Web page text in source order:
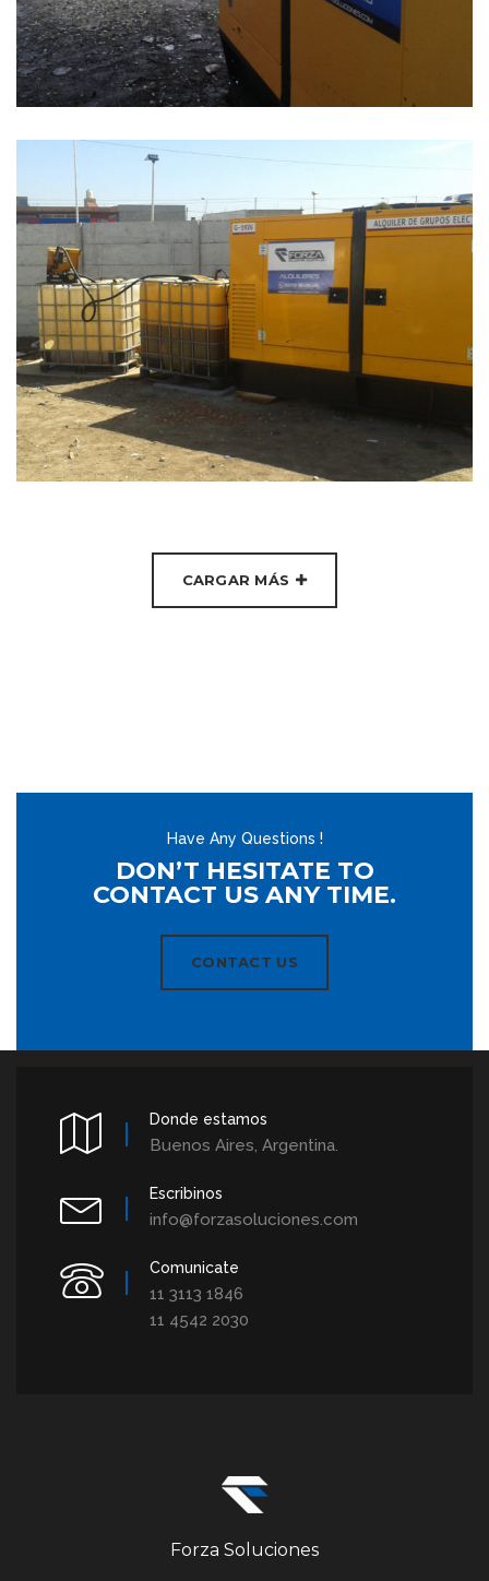
CARGAR MÁS
Have Any Questions !
DON’T HESITATE TO
CONTACT US ANY TIME.
CONTACT US
Donde estamos
Buenos Aires, Argentina.
Escribinos
info@forzasoluciones.com
Comunicate
11 3113 1846
11 4542 2030
Forza Soluciones